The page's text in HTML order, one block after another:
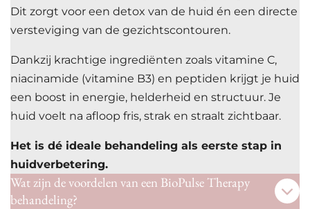
Dit zorgt voor een detox van de huid én een directe
versteviging van de gezichtscontouren.
Dankzij krachtige ingrediënten zoals vitamine C,
niacinamide (vitamine B3) en peptiden krijgt je huid
een boost in energie, helderheid en structuur. Je
huid voelt na afloop fris, strak en straalt zichtbaar.
Het is dé ideale behandeling als eerste stap in
huidverbetering.
Wat zijn de voordelen van een BioPulse Therapy
behandeling?